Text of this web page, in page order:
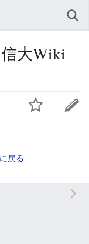
大Wiki
戻る